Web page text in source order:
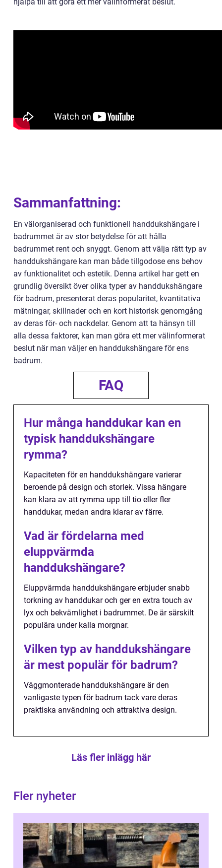
hjälpa till att göra ett mer välinformerat beslut.
Sammanfattning:
En välorganiserad och funktionell handdukshängare i
badrummet är av stor betydelse för att hålla
badrummet rent och snyggt. Genom att välja rätt typ av
handdukshängare kan man både tillgodose ens behov
av funktionalitet och estetik. Denna artikel har gett en
grundlig översikt över olika typer av handdukshängare
för badrum, presenterat deras popularitet, kvantitativa
mätningar, skillnader och en kort historisk genomgång
av deras för- och nackdelar. Genom att ta hänsyn till
alla dessa faktorer, kan man göra ett mer välinformerat
beslut när man väljer en handdukshängare för ens
badrum.
FAQ
Hur många handdukar kan en
typisk handdukshängare
rymma?
Kapaciteten för en handdukshängare varierar
beroende på design och storlek. Vissa hängare
kan klara av att rymma upp till tio eller fler
handdukar, medan andra klarar av färre.
Vad är fördelarna med
eluppvärmda
handdukshängare?
Eluppvärmda handdukshängare erbjuder snabb
torkning av handdukar och ger en extra touch av
lyx och bekvämlighet i badrummet. De är särskilt
populära under kalla morgnar.
Vilken typ av handdukshängare
är mest populär för badrum?
Väggmonterade handdukshängare är den
vanligaste typen för badrum tack vare deras
praktiska användning och attraktiva design.
Läs fler inlägg här
Fler nyheter